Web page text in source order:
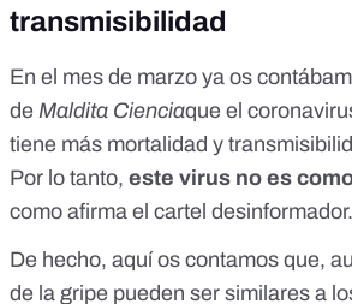
transmisibilidad
En el mes de marzo ya os
de Maldita Cienciaque el
tiene más mortalidad y
Por lo tanto, este virus no es
como afirma el cartel desinformador.
De hecho, aquíos contamos que,
de la gripe pueden ser similares a